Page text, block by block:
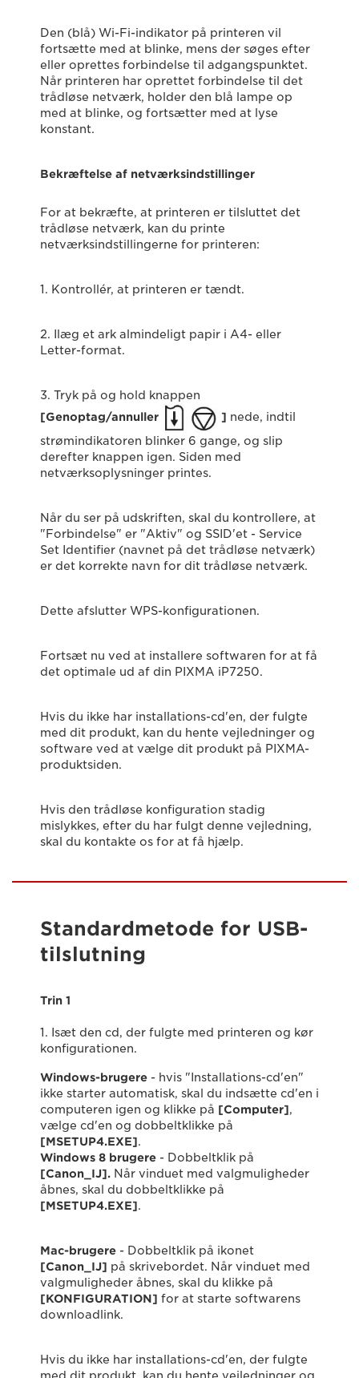
Den (blå) Wi-Fi-indikator på printeren vil
fortsætte med at blinke, mens der søges efter
eller oprettes forbindelse til adgangspunktet.
Når printeren har oprettet forbindelse til det
trådløse netværk, holder den blå lampe op
med at blinke, og fortsætter med at lyse
konstant.
Bekræftelse af netværksindstillinger
For at bekræfte, at printeren er tilsluttet det
trådløse netværk, kan du printe
netværksindstillingerne for printeren:
1. Kontrollér, at printeren er tændt.
2. Ilæg et ark almindeligt papir i A4- eller
Letter-format.
3. Tryk på og hold knappen
[Genoptag/annuller
] nede, indtil
strømindikatoren blinker 6 gange, og slip
derefter knappen igen. Siden med
netværksoplysninger printes.
Når du ser på udskriften, skal du kontrollere, at
"Forbindelse" er "Aktiv" og SSID'et - Service
Set Identifier (navnet på det trådløse netværk)
er det korrekte navn for dit trådløse netværk.
Dette afslutter WPS-konfigurationen.
Fortsæt nu ved at installere softwaren for at få
det optimale ud af din PIXMA iP7250.
Hvis du ikke har installations-cd'en, der fulgte
med dit produkt, kan du hente vejledninger og
software ved at vælge dit produkt på PIXMA-
produktsiden.
Hvis den trådløse konfiguration stadig
mislykkes, efter du har fulgt denne vejledning,
skal du kontakte os for at få hjælp.
Standardmetode for USB-
tilslutning
Trin 1
1. Isæt den cd, der fulgte med printeren og kør
konfigurationen.
Windows-brugere - hvis "Installations-cd'en"
ikke starter automatisk, skal du indsætte cd'en i
computeren igen og klikke på [Computer],
vælge cd'en og dobbeltklikke på
[MSETUP4.EXE].
Windows 8 brugere - Dobbeltklik på
[Canon_IJ]. Når vinduet med valgmuligheder
åbnes, skal du dobbeltklikke på
[MSETUP4.EXE].
Mac-brugere - Dobbeltklik på ikonet
[Canon_IJ] på skrivebordet. Når vinduet med
valgmuligheder åbnes, skal du klikke på
[KONFIGURATION] for at starte softwarens
downloadlink.
Hvis du ikke har installations-cd'en, der fulgte